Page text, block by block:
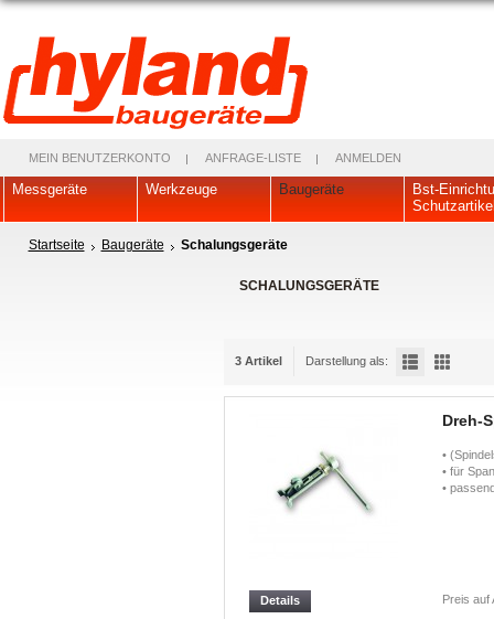
MEIN BENUTZERKONTO ANFRAGE-LISTE ANMELDEN
Messgeräte Werkzeuge Baugeräte
Bst-
Startseite Baugeräte Schalungsgeräte
SCHALUNGSGERÄTE
3 Artikel Darstellung als:
Dreh-
•
• für
•
Preis auf
Details